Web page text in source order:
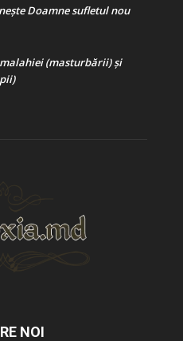
Doamne sufletul nou
(masturbării) şi
NOI